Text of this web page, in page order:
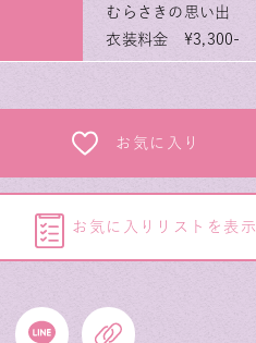
むらさきの思い出
衣装料金 ¥3,300-
お気に入り
お気に入りリストを表示